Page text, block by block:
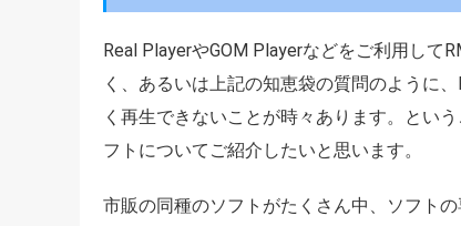
Real PlayerやGOM Playerなどをご利用して
く、あるいは上記の知恵袋の質問のように
く再生できないことが時々あります。とい
フトについてご紹介したいと思います。
市販の同種のソフトがたくさん中、ソフト